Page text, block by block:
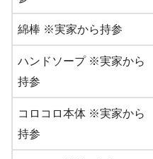
綿棒 ※実家から持参
ハンドソープ ※実家から
持参
コロコロ本体 ※実家から
持参